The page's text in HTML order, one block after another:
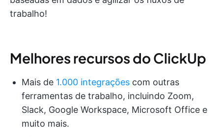
trabalho!
Melhores recursos do ClickUp
Mais de 1.000 integrações com outras
ferramentas de trabalho, incluindo Zoom,
Slack, Google Workspace, Microsoft Office e
muito mais.